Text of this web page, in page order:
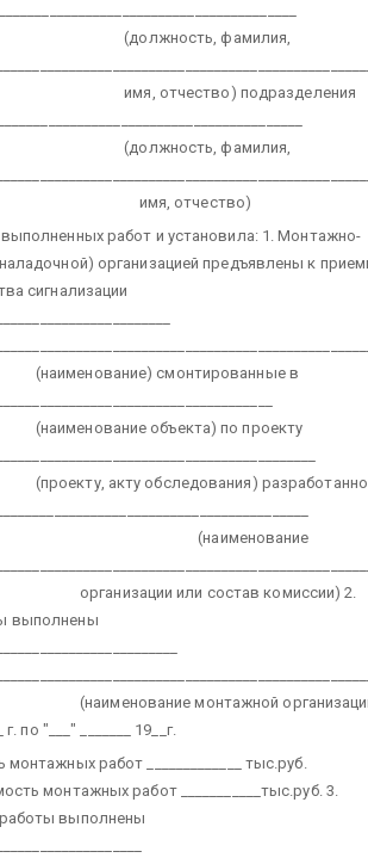
фамилия,
подразделения
фамилия,
работ и установила:1. Монтажно-
организацией предъявлены к
сигнализации
смонтированные в
объекта) по проекту
обследования)
или состав комиссии) 2.
выполнены
монтажной
г. по "___" _______ 19__г.
работ _____________ тыс.руб.
монтажных работ ___________тыс.руб.3.
выполнены